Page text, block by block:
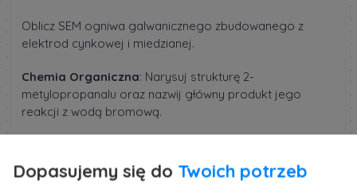
Oblicz SEM ogniwa galwanicznego zbudowanego z
elektrod cynkowej i miedzianej.
Chemia Organiczna: Narysuj strukturę 2-
metylopropanalu oraz nazwij główny produkt jego
reakcji z wodą bromową.
jonów H₃O⁺ wynosi 1 × 10⁻⁵ M. Omów, jak dodanie kilku
kropli mocnej zasady wpłynie na wartość pH tego
Dopasujemy się do Twoich potrzeb